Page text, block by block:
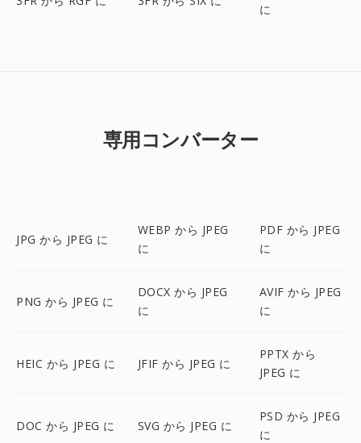
に
専用コンバーター
JPG から JPEG に
WEBP から JPEG
に
PDF から JPEG
に
PNG から JPEG に
DOCX から JPEG
に
AVIF から JPEG
に
HEIC から JPEG に JFIF から JPEG に
PPTX から
JPEG に
DOC から JPEG に SVG から JPEG に
PSD から JPEG
に